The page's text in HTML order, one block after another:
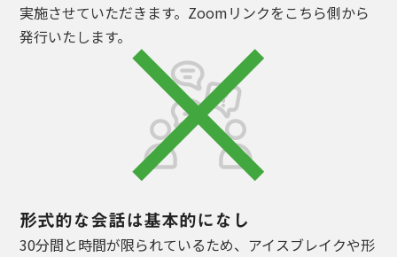
実施させていただきます。Zoomリンクをこちら側から
発行いたします。
形式的な会話は基本的になし
30分間と時間が限られているため、アイスブレイクや形